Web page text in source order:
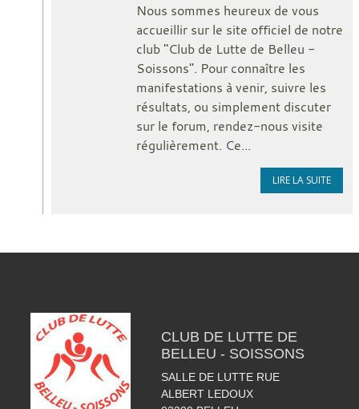
Nous sommes heureux de vous
accueillir sur le site officiel de notre
club "Club de Lutte de Belleu -
Soissons". Pour connaître les
manifestations à venir, suivre les
résultats, ou simplement discuter
sur le forum, rendez-nous visite
régulièrement. Ce...
LIRE LA SUITE
CLUB DE LUTTE DE
BELLEU - SOISSONS
SALLE DE LUTTE RUE
ALBERT LEDOUX